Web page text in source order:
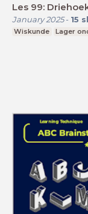
Les 99:
January 2025- 15
Wiskunde Lager